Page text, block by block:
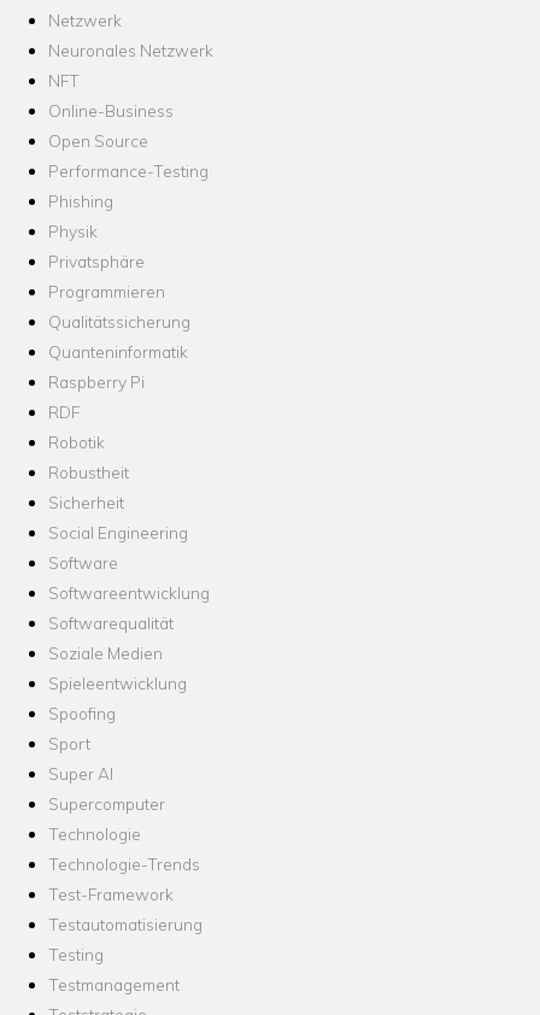
Netzwerk
Neuronales Netzwerk
NFT
Online-Business
Open Source
Performance-Testing
Phishing
Physik
Privatsphäre
Programmieren
Qualitätssicherung
Quanteninformatik
Raspberry Pi
RDF
Robotik
Robustheit
Sicherheit
Social Engineering
Software
Softwareentwicklung
Softwarequalität
Soziale Medien
Spieleentwicklung
Spoofing
Sport
Super AI
Supercomputer
Technologie
Technologie-Trends
Test-Framework
Testautomatisierung
Testing
Testmanagement